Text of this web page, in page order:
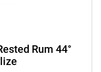
Rum 44°